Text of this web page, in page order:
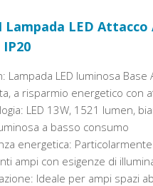
Lampada LED
Lampada LED luminosa
a risparmio energetico con
LED 13W, 1521 lumen,
a basso consumo
energetica:
ampi con esigenze di
Ideale per ampi spazi